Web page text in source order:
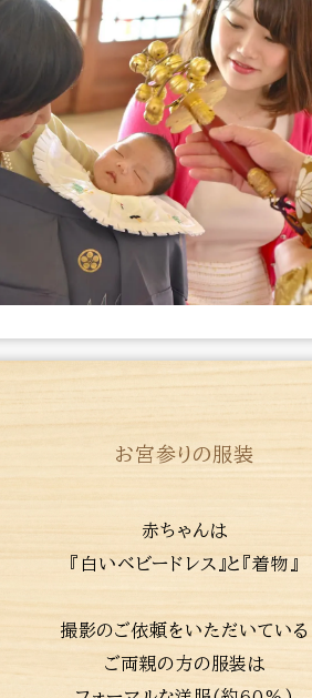
お宮参りの服装
赤ちゃんは
『白いベビードレス』と『着物』
撮影のご依頼をいただいている
ご両親の方の服装は